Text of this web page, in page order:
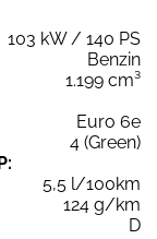
103 kW / 140 PS
Benzin
1.199 cm³
Euro 6e
4 (Green)
5,5 l/100km
124 g/km
D